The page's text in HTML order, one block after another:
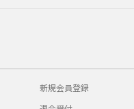
新規会員登録